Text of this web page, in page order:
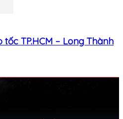
TP.HCM – Long Thành